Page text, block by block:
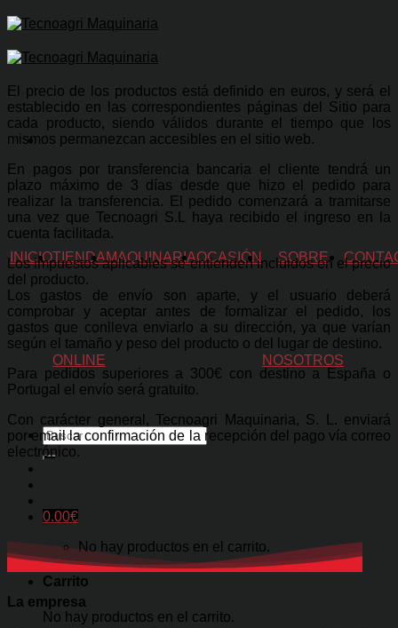
Skip
to
INICIOTIENDA
ONLINE
MAQUINARIAOCASIÓN SOBRE
NOSOTROS
Buscar
por:
0.00€
No hay productos en el carrito.
Carrito
No hay productos en el carrito.
El precio de los productos está definido en euros, y será el
establecido en las correspondientes páginas del Sitio para
cada producto, siendo válidos durante el tiempo que los
mismos permanezcan accesibles en el sitio web.
En pagos por transferencia bancaria el cliente tendrá un
plazo máximo de 3 días desde que hizo el pedido para
realizar la transferencia. El pedido comenzará a tramitarse
una vez que Tecnoagri S.L haya recibido el ingreso en la
cuenta facilitada.
Los impuestos aplicables se entienden incluidos en el precio
del producto.
Los gastos de envío son aparte, y el usuario deberá
comprobar y aceptar antes de formalizar el pedido, los
gastos que conlleva enviarlo a su dirección, ya que varían
según el tamaño y peso del producto o del lugar de destino.
Para pedidos superiores a 300€ con destino a España o
Portugal el envío será gratuito.
Con carácter general, Tecnoagri Maquinaria, S. L. enviará
por email la confirmación de la recepción del pago vía correo
electrónico.
La empresa